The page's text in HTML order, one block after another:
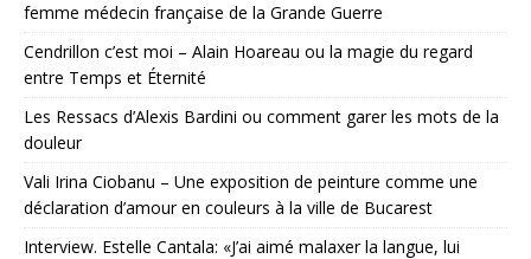
femme médecin française de la Grande Guerre
Cendrillon c’est moi – Alain Hoareau ou la magie du regard
entre Temps et Éternité
Les Ressacs d’Alexis Bardini ou comment garer les mots de la
douleur
Vali Irina Ciobanu – Une exposition de peinture comme une
déclaration d’amour en couleurs à la ville de Bucarest
Interview. Estelle Cantala: «J’ai aimé malaxer la langue, lui